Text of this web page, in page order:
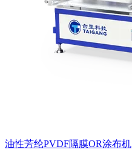
油性芳纶PVDF隔膜OR涂布机